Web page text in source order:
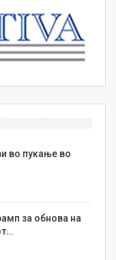
во пукање во
за обнова на